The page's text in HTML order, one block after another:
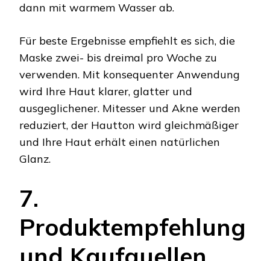
dann mit warmem Wasser ab.
Für beste Ergebnisse empfiehlt es sich, die
Maske zwei- bis dreimal pro Woche zu
verwenden. Mit konsequenter Anwendung
wird Ihre Haut klarer, glatter und
ausgeglichener. Mitesser und Akne werden
reduziert, der Hautton wird gleichmäßiger
und Ihre Haut erhält einen natürlichen
Glanz.
7.
Produktempfehlung